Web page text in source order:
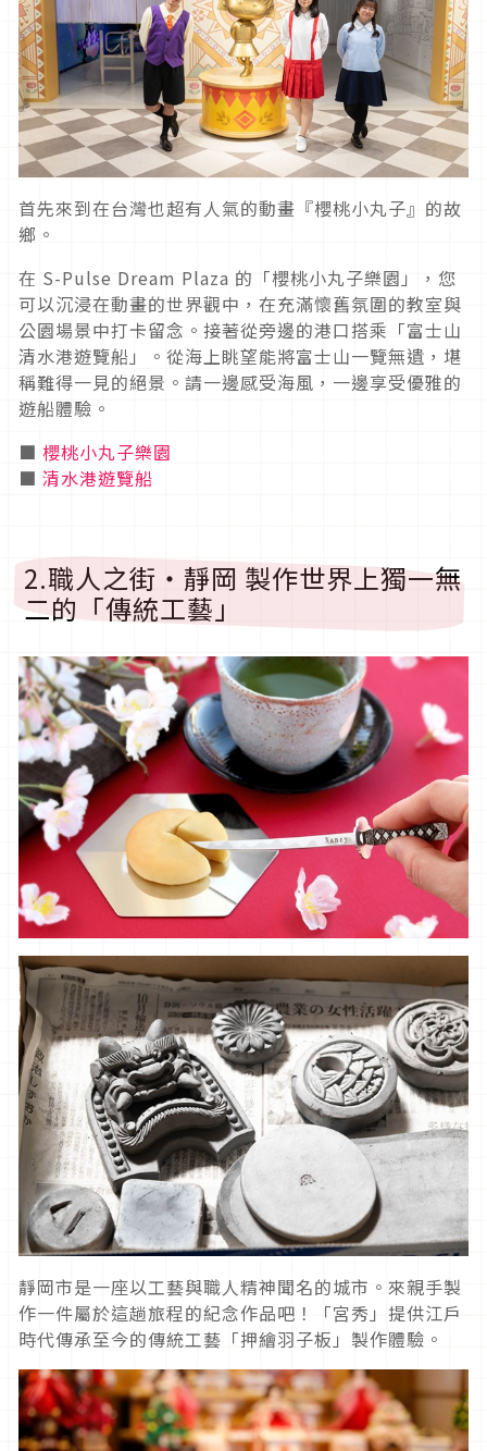
首先來到在台灣也超有人氣的動畫『櫻桃小丸子』的故
鄉。
在 S-Pulse Dream Plaza 的「櫻桃小丸子樂園」，您
可以沉浸在動畫的世界觀中，在充滿懷舊氛圍的教室與
公園場景中打卡留念。接著從旁邊的港口搭乘「富士山
清水港遊覽船」。從海上眺望能將富士山一覽無遺，堪
稱難得一見的絕景。請一邊感受海風，一邊享受優雅的
遊船體驗。
■ 櫻桃小丸子樂園
■ 清水港遊覽船
2.職人之街・靜岡 製作世界上獨一無
二的「傳統工藝」
靜岡市是一座以工藝與職人精神聞名的城市。來親手製
作一件屬於這趟旅程的紀念作品吧！「宮秀」提供江戶
時代傳承至今的傳統工藝「押繪羽子板」製作體驗。